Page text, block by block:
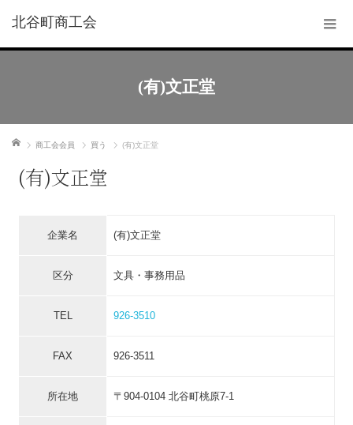
北谷町商工会
(有)文正堂
ホーム 商工会会員 買う (有)文正堂
(有)文正堂
企業名 (有)文正堂
区分 文具・事務用品
TEL 926-3510
FAX 926-3511
所在地 〒904-0104 北谷町桃原7-1